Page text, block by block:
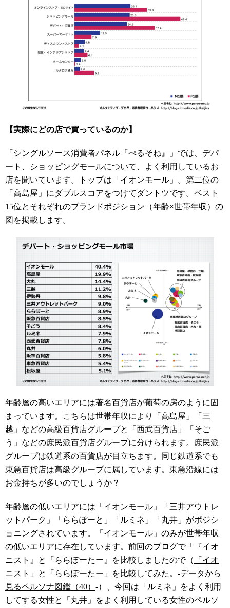
【実際にどの店で買っているのか】
「シングルソース消費者パネル『ぺるそね』」では、デパ
ート、ショッピングモールについて、よく利用しているお
店を聞いています。トップは「イオンモール」。第二位の
「高島屋」にダブルスコアをつけてダントツです。ベスト
15位とそれぞれのブランドポジション（年齢×世帯年収）の
図を掲載します。
年齢層の高いエリアには著名百貨店が葡萄の房のように固
まっています。こちらは世帯年収により「高島屋」「三
越」などの高級百貨店グループと「西武百貨店」「そご
う」などの庶民派百貨店グループに分けられます。庶民派
グループは鉄道系の百貨店が目立ちます。同じ鉄道系でも
東急百貨店は高級グループに属しています。東急沿線には
お金持ちが多いのでしょうか？
年齢層の低いエリアには「イオンモール」「三井アウトレ
ットパーク」「ららぽーと」「ルミネ」「丸井」がポジシ
ョニングされています。「イオンモール」のみが世帯年収
の低いエリアに存在しています。前回のブログで「『イオ
ニスト』と『ららぽーたー』を比較しましたので（
「イオ
ニスト」と「ららぽーたー」を比較してみた。-データから
見るペルソナ図鑑（40） -）、今回は「ルミネ」をよく利用
してする女性と「丸井」をよく利用している女性のペルソ